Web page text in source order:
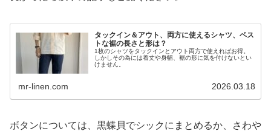
タックイン＆アウト、両方に使えるシャツ、ベス
トな裾の長さと形は？
1枚のシャツをタックインとアウト両方で使えればお得。
しかしその為には着丈や身幅、裾の形に気を付けないとい
けません。
mr-linen.com 2026.03.18
ボタンについては、黒蝶貝でシックにまとめるか、さわや